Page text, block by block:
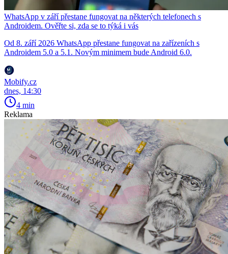
WhatsApp v září přestane fungovat na některých telefonech s
Androidem. Ověřte si, zda se to týká i vás
Od 8. září 2026 WhatsApp přestane fungovat na zařízeních s
Androidem 5.0 a 5.1. Novým minimem bude Android 6.0.
Mobify.cz
dnes, 14:30
4 min
Reklama